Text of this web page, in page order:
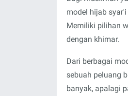
model hijab
Memiliki pilihan
dengan khimar.
Dari berbagai
sebuah peluang
banyak, apalagi